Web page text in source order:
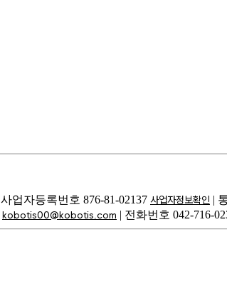
사업자등록번호 876-81-02137 사업자정보확인 |
kobotis00@kobotis.com | 전화번호 042-716-